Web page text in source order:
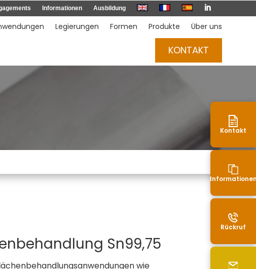
Informationen Ausbildung 
Legierungen Formen Produkte Über uns
KONTAKT
Sn99,75
wie
Kontakt
Rückruf